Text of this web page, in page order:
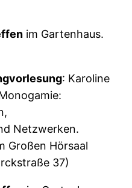
im Gartenhaus.
: Karoline
Netzwerken.
Großen Hörsaal
37)